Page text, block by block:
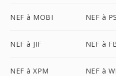
NEF à MOBI NEF à PS
NEF à JIF NEF à
NEF à XPM NEF à